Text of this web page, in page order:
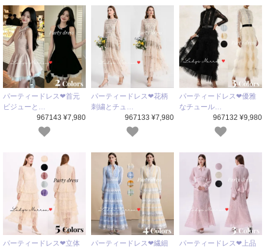
パーティードレス❤首元
ビジューと…
967143 ¥7,980
パーティードレス❤花柄
刺繍とチュ…
967133 ¥7,980
パーティードレス❤優雅
なチュール…
967132 ¥9,980
パーティードレス❤立体
パーティードレス❤繊細
パーティードレス❤上品